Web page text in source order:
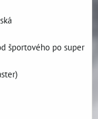
športového po super